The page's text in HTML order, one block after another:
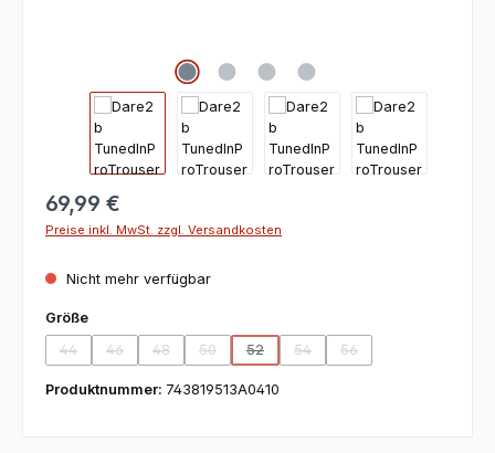
69,99 €
Preise inkl. MwSt. zzgl. Versandkosten
Nicht mehr verfügbar
Größeauswählen
44
(Diese Option ist zurzeit nicht verfügbar.)
46
(Diese Option ist zurzeit nicht verfügbar.)
48
(Diese Option ist zurzeit nicht verfügbar.)
50
(Diese Option ist zurzeit nicht verfügbar.)
52
(Diese Option ist zurzeit nicht
54
(Diese Option ist zurzeit nicht
56
(Diese Option ist
Produktnummer: 743819513A0410